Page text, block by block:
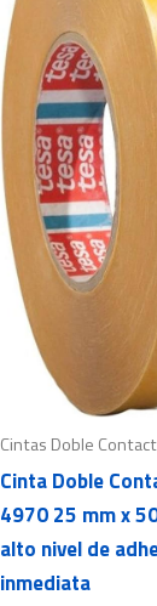
Cintas Doble
Cinta Doble
4970 25 mm x
alto nivel de
inmediata